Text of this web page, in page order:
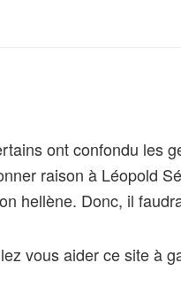
ont confondu les
raison à Léopold
hellène. Donc, il
vous aider ce site à